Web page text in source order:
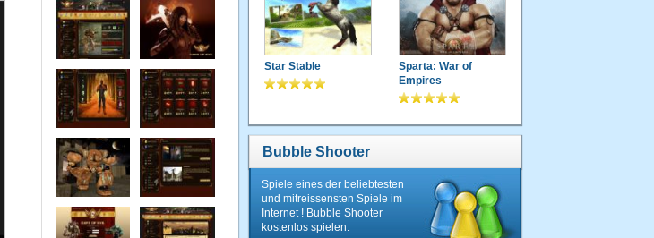
Star Stable
Sparta: War of
Empires
Bubble Shooter
Spiele eines der beliebtesten
und mitreissensten Spiele im
Internet ! Bubble Shooter
kostenlos spielen.